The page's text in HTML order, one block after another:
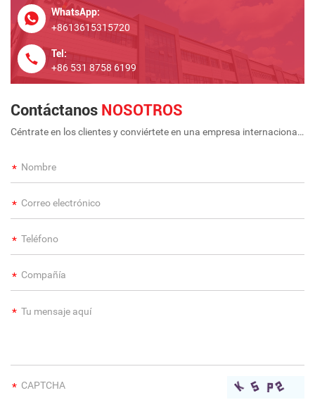
WhatsApp:
+8613615315720
Tel:
+86 531 8758 6199
Contáctanos NOSOTROS
Céntrate en los clientes y conviértete en una empresa internacional